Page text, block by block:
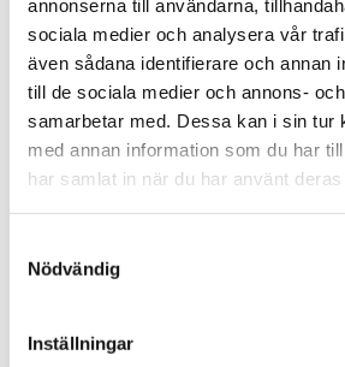
annonserna till användarna,
sociala medier och analysera vår
även sådana identifierare och annan
till de sociala medier och annons-
samarbetar med. Dessa kan i sin tur
med annan information som du har
har samlat in när du har använt
Nödvändig
Inställningar
a) Värma ditt hus på ett lönsamt sätt
b) Hantera även de allra kallaste
En större värmepump ger en högre
en lägre driftskostnad. Med en för
tvärtom. En korrekt dimensionering
mellan investering och driftskostnad.
En effektiv värmepump kan sänka
beskaffenhet, systemets
förstås utetemperaturen.